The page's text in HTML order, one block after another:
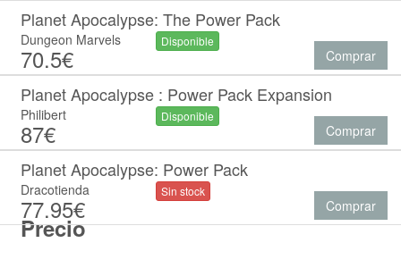
Precio
Planet Apocalypse: The Power Pack
Dungeon Marvels
70.5€
Disponible
Comprar
Planet Apocalypse : Power Pack Expansion
Philibert
87€
Disponible
Comprar
Planet Apocalypse: Power Pack
Dracotienda
77.95€
Sin stock
Comprar